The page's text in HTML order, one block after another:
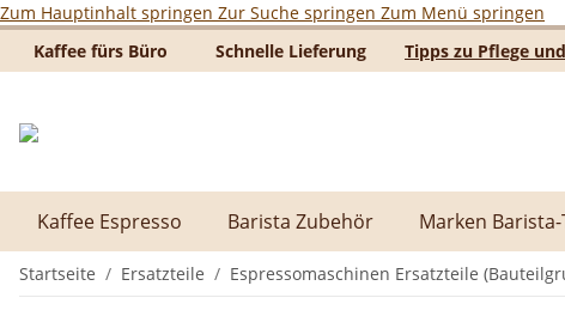
Zum Hauptinhalt springen Zur Suche springen Zum Menü springen
Kaffee fürs Büro
Schnelle Lieferung Tipps zu Pflege
Kaffee Espresso Barista Zubehör Marken
Startseite Ersatzteile Espressomaschinen Ersatzteile